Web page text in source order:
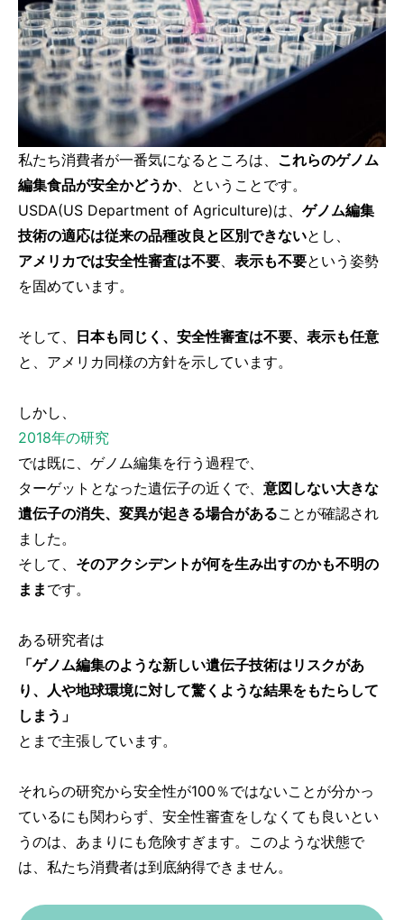
私たち消費者が一番気になるところは、 これらのゲノム
編集食品が安全かどうか、ということです。
USDA(US Department of Agriculture)は、 ゲノム編集
技術の適応は従来の品種改良と区別できないとし、
アメリカでは安全性審査は不要、 表示も不要という姿勢
を固めています。
そして、
日本も同じく、安全性審査は不要、表示も任意
と、アメリカ同様の方針を示しています。
しかし、
2018年の研究
では既に、ゲノム編集を行う過程で、
ターゲットとなった遺伝子の近くで、 意図しない大きな
遺伝子の消失、変異が起きる場合があることが確認され
ました。
そして、 そのアクシデントが何を生み出すのかも不明の
ままです。
ある研究者は
「ゲノム編集のような新しい遺伝子技術はリスクがあ
り、人や地球環境に対して驚くような結果をもたらして
しまう」
とまで主張しています。
それらの研究から安全性が100％ではないことが分かっ
ているにも関わらず、安全性審査をしなくても良いとい
うのは、あまりにも危険すぎます。このような状態で
は、私たち消費者は到底納得できません。